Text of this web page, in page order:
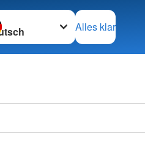
wechseln zu
Alles klar